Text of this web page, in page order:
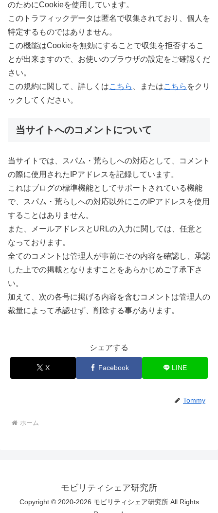
のためにCookieを使用しています。
このトラフィックデータは匿名で収集されており、個人を
特定するものではありません。
この機能はCookieを無効にすることで収集を拒否するこ
とが出来ますので、お使いのブラウザの設定をご確認くだ
さい。
この規約に関して、詳しくはこちら 、またはこちら をクリ
ックしてください。
当サイトへのコメントについて
当サイトでは、スパム・荒らしへの対応として、コメント
の際に使用されたIPアドレスを記録しています。
これはブログの標準機能としてサポートされている機能
で、スパム・荒らしへの対応以外にこのIPアドレスを使用
することはありません。
また、メールアドレスとURLの入力に関しては、任意と
なっております。
全てのコメントは管理人が事前にその内容を確認し、承認
した上での掲載となりますことをあらかじめご了承下さ
い。
加えて、次の各号に掲げる内容を含むコメントは管理人の
裁量によって承認せず、削除する事があります。
シェアする
X Facebook LINE
Tommy
ホーム
モビリティシェア研究所
Copyright © 2020-2026 モビリティシェア研究所 All Rights